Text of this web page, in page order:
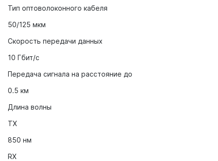
Тип оптоволоконного кабеля
50/125 мкм
Скорость передачи данных
10 Гбит/с
Передача сигнала на расстояние до
0.5 км
Длина волны
TX
850 нм
RX